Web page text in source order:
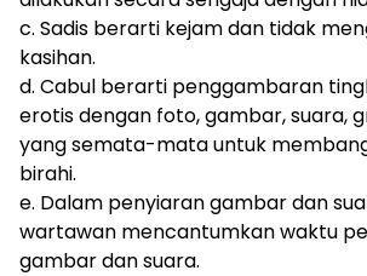
c. Sadis berarti kejam dan tidak
kasihan.
d. Cabul berarti penggambaran
erotis dengan foto, gambar, suara,
yang semata-mata untuk
birahi.
e. Dalam penyiaran gambar dan
wartawan mencantumkan waktu
gambar dan suara.